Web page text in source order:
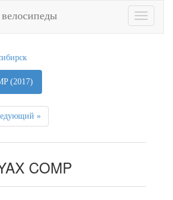
Toggle
(2017)
»
COMP